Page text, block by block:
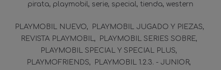
pirata playmobil serie special tienda western
PLAYMOBIL NUEVO
PLAYMOBIL JUGADO Y PIEZAS
REVISTA PLAYMOBIL
PLAYMOBIL SERIES SOBRE
PLAYMOBIL SPECIAL Y SPECIAL PLUS
PLAYMOFRIENDS
PLAYMOBIL 1.2.3. - JUNIOR